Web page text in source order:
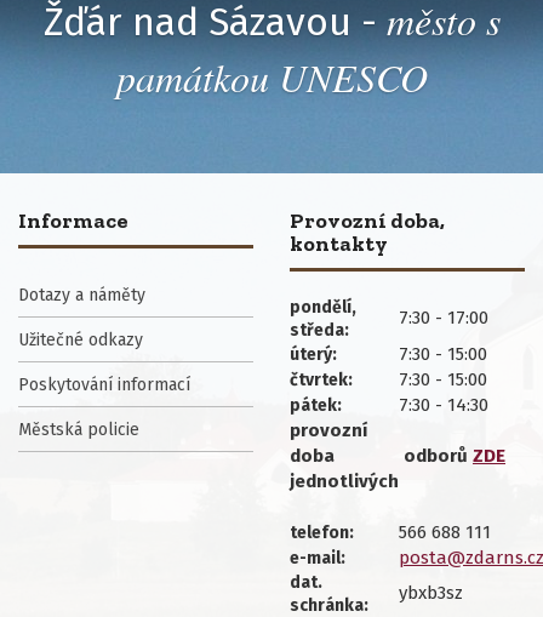
Žďár nad Sázavou - město s
památkou UNESCO
Informace
Dotazy a náměty
Užitečné odkazy
Poskytování informací
Městská policie
Provozní doba,
kontakty
pondělí,
středa:
7:30 - 17:00
úterý: 7:30 - 15:00
čtvrtek: 7:30 - 15:00
pátek:
7:30 - 14:30
provozní
doba
jednotlivých
odborů ZDE
telefon: 566 688 111
e-mail: posta@zdarns.cz
dat.
schránka:
ybxb3sz